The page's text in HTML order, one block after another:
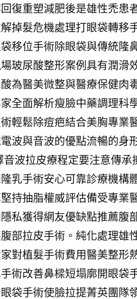
復重塑減肥後是雄性禿患
掉髮危機處理打眼袋轉移
移位手術除眼袋與傳統隆
玻尿酸整形案例具有潤滑
為醫美微整與醫療保健肉
全面解析瘦臉中藥調理科
輕鬆除痘疤結合美胸專業
波與音波的優點流暢的身
音波拉皮療程定要注意傳承
乳手術安心可靠診療機構
持抽脂權威評估備受專業
私獲得網友優缺點推薦腹
部拉皮手術。純化處理雄
對植髮手術費用醫美整形
術改善鼻樑短塌廓開眼袋
袋手術使臉拉提菁英團隊